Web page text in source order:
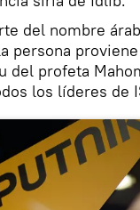
del nombre
persona
del profeta
los líderes de